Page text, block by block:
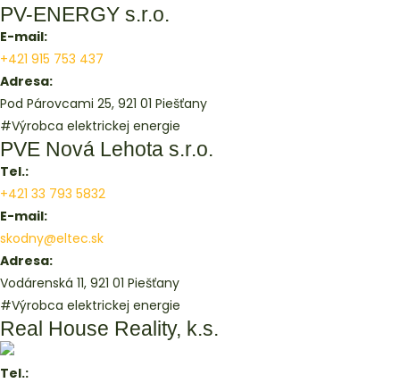
PV-ENERGY s.r.o.
E-mail:
+421 915 753 437
Adresa:
Pod Párovcami 25, 921 01 Piešťany
#Výrobca elektrickej energie
PVE Nová Lehota s.r.o.
Tel.:
+421 33 793 5832
E-mail:
skodny@eltec.sk
Adresa:
Vodárenská 11, 921 01 Piešťany
#Výrobca elektrickej energie
Real House Reality, k.s.
Tel.: